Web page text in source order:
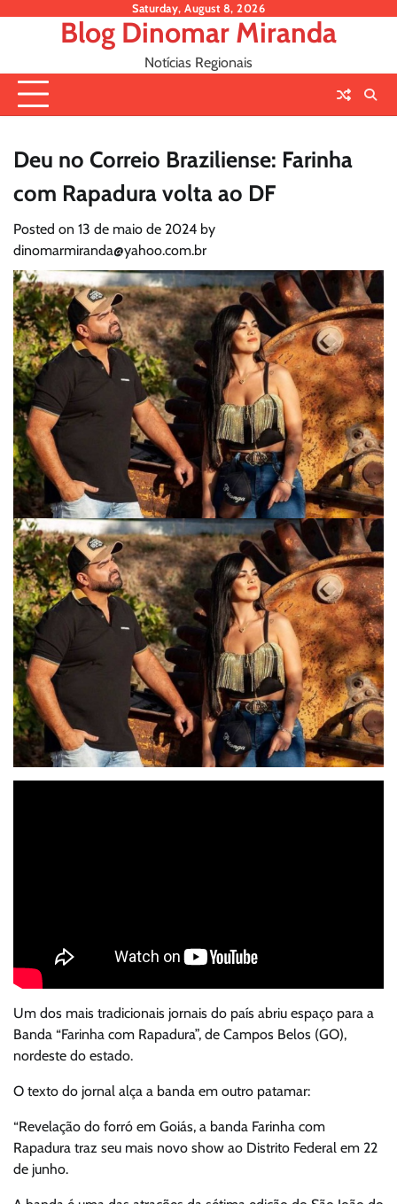
Saturday, August 8, 2026
Blog Dinomar Miranda
Notícias Regionais
Deu no Correio Braziliense: Farinha
com Rapadura volta ao DF
Posted on 13 de maio de 2024 by
dinomarmiranda@yahoo.com.br
Um dos mais tradicionais jornais do país abriu espaço para a
Banda “Farinha com Rapadura”, de Campos Belos (GO),
nordeste do estado.
O texto do jornal alça a banda em outro patamar:
“Revelação do forró em Goiás, a banda Farinha com
Rapadura traz seu mais novo show ao Distrito Federal em 22
de junho.